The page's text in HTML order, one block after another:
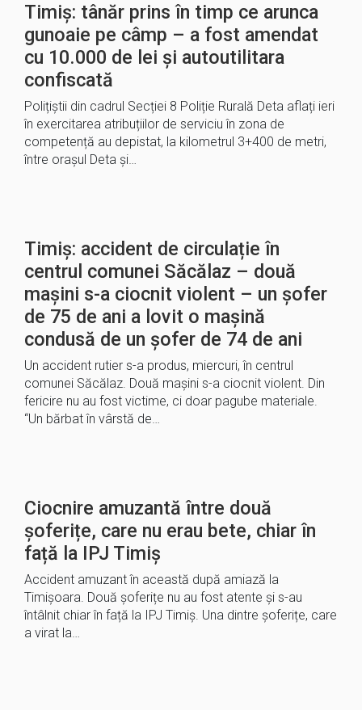
Timiș: tânăr prins în timp ce arunca
gunoaie pe câmp – a fost amendat
cu 10.000 de lei și autoutilitara
confiscată
Polițiștii din cadrul Secției 8 Poliție Rurală Deta aflați ieri
în exercitarea atribuțiilor de serviciu în zona de
competență au depistat, la kilometrul 3+400 de metri,
între orașul Deta și…
Timiș: accident de circulație în
centrul comunei Săcălaz – două
mașini s-a ciocnit violent – un șofer
de 75 de ani a lovit o mașină
condusă de un șofer de 74 de ani
Un accident rutier s-a produs, miercuri, în centrul
comunei Săcălaz. Două mașini s-a ciocnit violent. Din
fericire nu au fost victime, ci doar pagube materiale.
“Un bărbat în vârstă de…
Ciocnire amuzantă între două
șoferițe, care nu erau bete, chiar în
față la IPJ Timiș
Accident amuzant în această după amiază la
Timișoara. Două șoferițe nu au fost atente și s-au
întâlnit chiar în față la IPJ Timiș. Una dintre șoferițe, care
a virat la…